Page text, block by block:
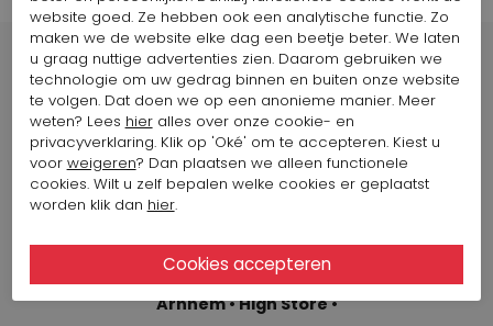
Winkels
Arnhem
6811 AJ Arnhem
Arnhem • High Store •
website goed. Ze hebben ook een analytische functie. Zo
maken we de website elke dag een beetje beter. We laten
u graag nuttige advertenties zien. Daarom gebruiken we
technologie om uw gedrag binnen en buiten onze website
te volgen. Dat doen we op een anonieme manier. Meer
weten? Lees hieralles over onze cookie- en
privacyverklaring. Klik op 'Oké' om te accepteren. Kiest u
voor weigeren? Dan plaatsen we alleen functionele
cookies. Wilt u zelf bepalen welke cookies er geplaatst
worden klik dan hier.